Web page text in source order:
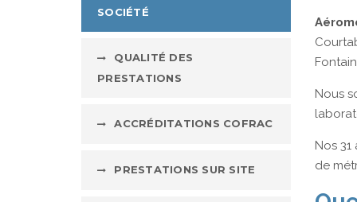
SOCIÉTÉ
QUALITÉ DES
PRESTATIONS
ACCRÉDITATIONS COFRAC
PRESTATIONS SUR SITE
Nous
Nos
de